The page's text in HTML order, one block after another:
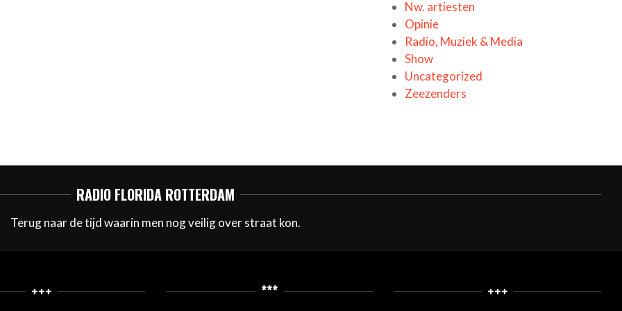
Nw. artiesten
Opinie
Radio, Muziek & Media
Show
Uncategorized
Zeezenders
RADIO FLORIDA ROTTERDAM
Terug naar de tijd waarin men nog veilig over straat kon.
+++ *** +++